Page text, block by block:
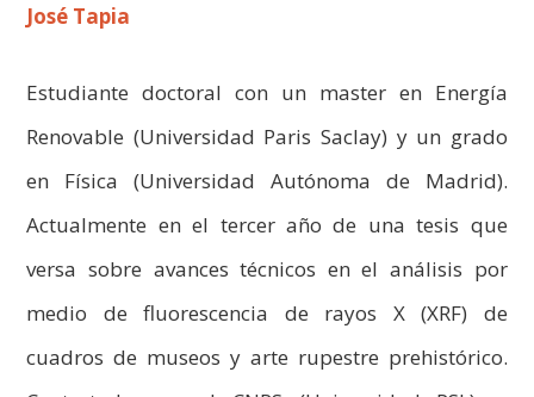
José Tapia
Estudiante doctoral con un master en Energía
Renovable (Universidad Paris Saclay) y un grado
en Física (Universidad Autónoma de Madrid).
Actualmente en el tercer año de una tesis que
versa sobre avances técnicos en el análisis por
medio de fluorescencia de rayos X (XRF) de
cuadros de museos y arte rupestre prehistórico.